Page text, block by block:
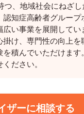
つ、地域社会にねざ
知症高齢者グループ
い事業を展開してい
け、専門性の向上を
積んでいただけます
ださい。
ザーに相談する